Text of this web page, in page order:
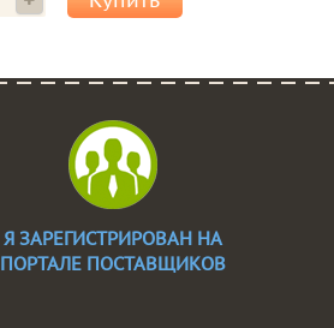
Я ЗАРЕГИСТРИРОВАН НА
ПОРТАЛЕ ПОСТАВЩИКОВ